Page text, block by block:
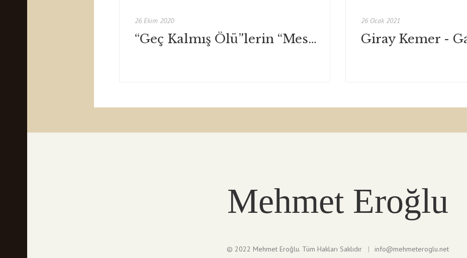
26 Ekim 2020
“Geç Kalmış Ölü”lerin “Meselenin Kalbi”ne İnme Çabası Olarak Varoluşsal Suçluluk / Varlık - Ekim 2020
26 Ocak 2021
Mehmet Eroğlu
© 2022 Mehmet Eroğlu. Tüm Hakları Saklıdır info@mehmeteroglu.net